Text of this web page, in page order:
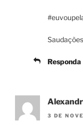
Responda
3 DE